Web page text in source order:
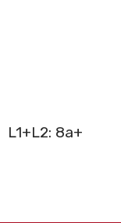
L1+L2: 8a+